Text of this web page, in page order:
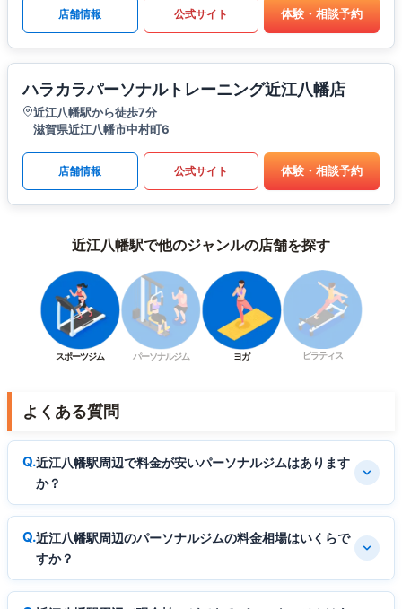
店舗情報 公式サイト 体験・相談予約
ハラカラパーソナルトレーニング近江八幡店
近江八幡駅から徒歩7分
滋賀県近江八幡市中村町6
店舗情報 公式サイト 体験・相談予約
近江八幡駅で他のジャンルの店舗を探す
スポーツジム パーソナルジム ヨガ ピラティス
よくある質問
近江八幡駅周辺で料金が安いパーソナルジムはあります
か？
近江八幡駅周辺のパーソナルジムの料金相場はいくらで
すか？